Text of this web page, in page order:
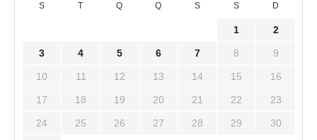
S T Q Q S S D
1 2
3 4 5 6 7 8 9
10 11 12 13 14 15 16
17 18 19 20 21 22 23
24 25 26 27 28 29 30